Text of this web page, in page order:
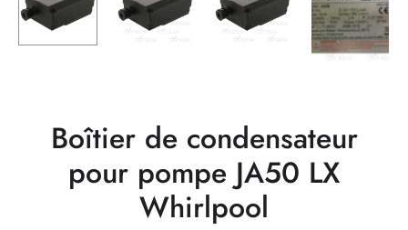
Boîtier de condensateur
pour pompe JA50 LX
Whirlpool